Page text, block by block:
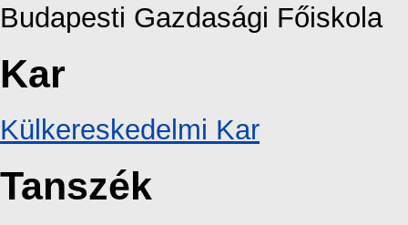
Budapesti Gazdasági Főiskola
Kar
Külkereskedelmi Kar
Tanszék